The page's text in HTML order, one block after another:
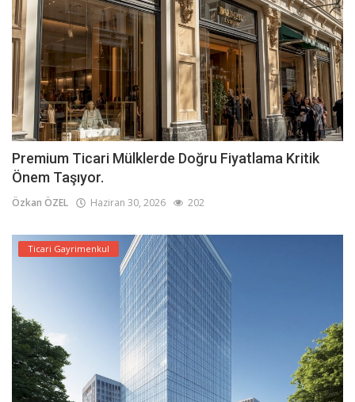
Premium Ticari Mülklerde Doğru Fiyatlama Kritik
Önem Taşıyor.
Özkan ÖZEL Haziran 30, 2026 202
Ticari Gayrimenkul